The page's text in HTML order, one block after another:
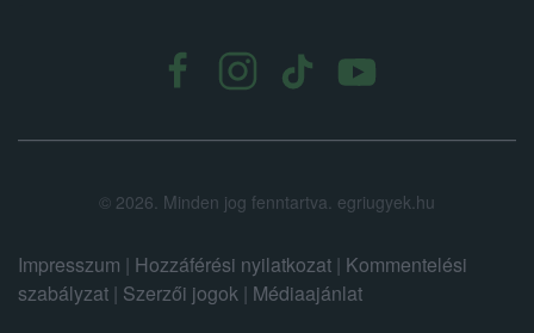
© 2026. Minden jog fenntartva. egriugyek.hu
Impresszum | Hozzáférési nyilatkozat | Kommentelési
szabályzat | Szerzői jogok | Médiaajánlat